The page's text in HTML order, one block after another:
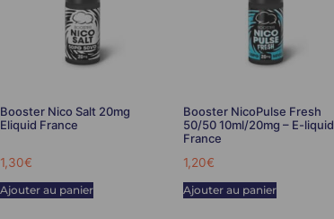
Booster Nico Salt 20mg
Eliquid France
1,30€
Ajouter au panier
Booster NicoPulse Fresh
50/50 10ml/20mg – E-liquid
France
1,20€
Ajouter au panier